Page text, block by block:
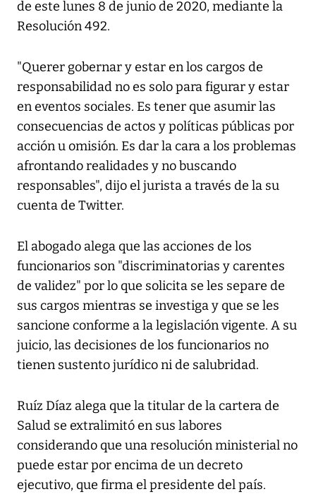
de este lunes 8 de junio de 2020, mediante la
Resolución 492.
"Querer gobernar y estar en los cargos de
responsabilidad no es solo para figurar y estar
en eventos sociales. Es tener que asumir las
consecuencias de actos y políticas públicas por
acción u omisión. Es dar la cara a los problemas
afrontando realidades y no buscando
responsables", dijo el jurista a través de la su
cuenta de Twitter.
El abogado alega que las acciones de los
funcionarios son "discriminatorias y carentes
de validez" por lo que solicita se les separe de
sus cargos mientras se investiga y que se les
sancione conforme a la legislación vigente. A su
juicio, las decisiones de los funcionarios no
tienen sustento jurídico ni de salubridad.
Ruíz Díaz alega que la titular de la cartera de
Salud se extralimitó en sus labores
considerando que una resolución ministerial no
puede estar por encima de un decreto
ejecutivo, que firma el presidente del país.